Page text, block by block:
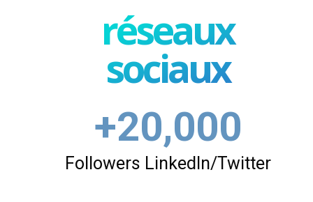
réseaux
sociaux
+20,000
Followers LinkedIn/Twitter